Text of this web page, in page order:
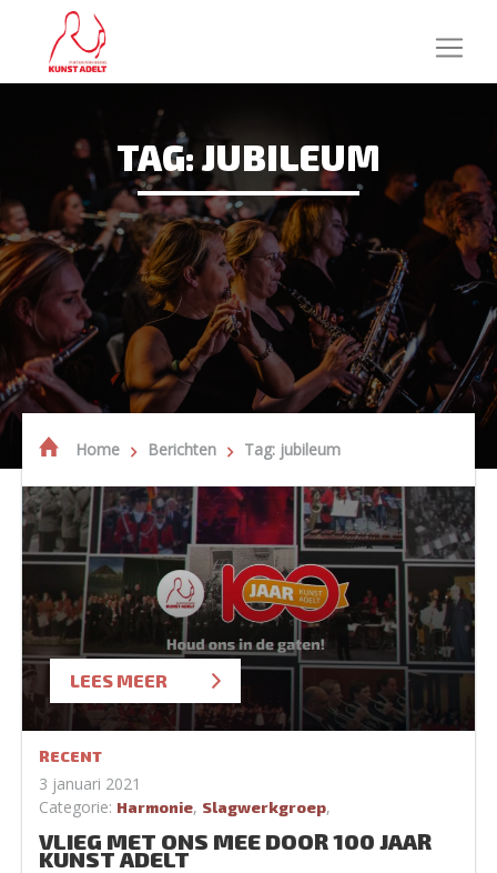
TAG: JUBILEUM
Home Berichten Tag: jubileum
RECENT
3 januari 2021
Categorie: Harmonie, Slagwerkgroep,
VLIEG MET ONS MEE DOOR 100 JAAR
KUNST ADELT
LEES MEER